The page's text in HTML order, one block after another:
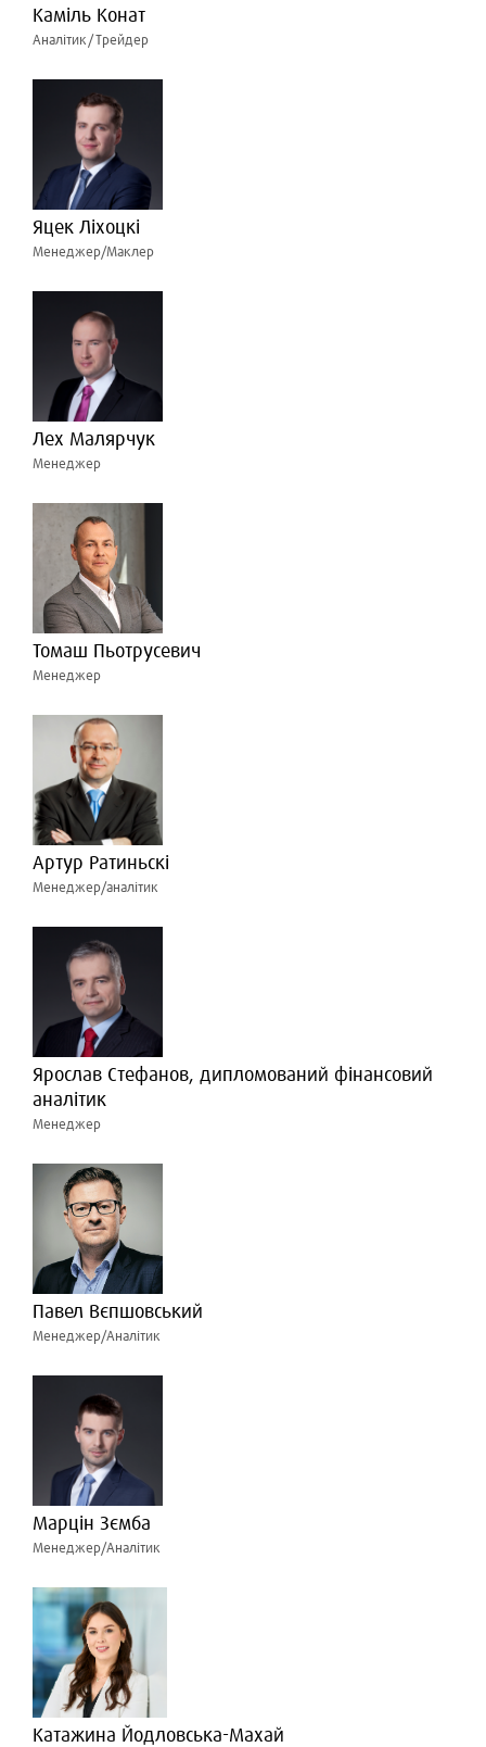
Каміль Конат
Аналітик/Трейдер
Яцек Ліхоцкі
Менеджер/Маклер
Лех Малярчук
Менеджер
Томаш Пьотрусевич
Менеджер
Артур Ратиньскі
Менеджер/аналітик
Ярослав Стефанов, дипломований фінансовий
аналітик
Менеджер
Павел Вєпшовський
Менеджер/Аналітик
Марцін Зємба
Менеджер/Аналітик
Катажина Йодловська-Махай